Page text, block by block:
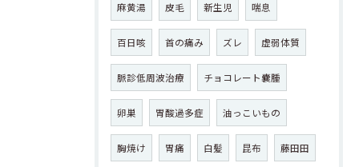
麻黄湯 皮毛 新生児 喘息
百日咳 首の痛み ズレ 虚弱体質
脈診低周波治療 チョコレート嚢腫
卵巣 胃酸過多症 油っこいもの
胸焼け 胃痛 白髪 昆布 藤田田